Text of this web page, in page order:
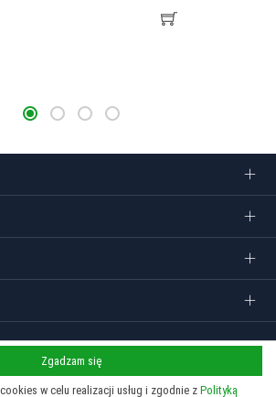
prywatności i cookies
Zgadzam się
w celu realizacji usług i zgodnie z Polityką